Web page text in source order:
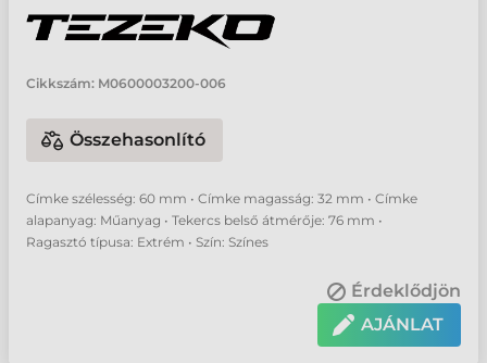
Cikkszám: M0600003200-006
Összehasonlító
Címke szélesség: 60 mm • Címke magasság: 32 mm • Címke
alapanyag: Műanyag • Tekercs belső átmérője: 76 mm •
Ragasztó típusa: Extrém • Szín: Színes
Érdeklődjön
AJÁNLAT